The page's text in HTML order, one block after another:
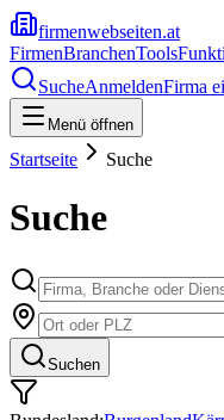
firmenwebseiten.at
FirmenBranchenTools
SucheAnmeldenFirma
Menü öffnen
Startseite Suche
Suche
Suchen